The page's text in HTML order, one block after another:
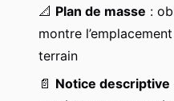
📐 Plan de masse :
montre
terrain
📄 Notice descriptive